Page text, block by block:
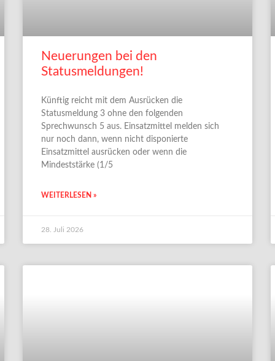
Neuerungen bei den
Statusmeldungen!
Künftig reicht mit dem Ausrücken die
Statusmeldung 3 ohne den folgenden
Sprechwunsch 5 aus. Einsatzmittel melden sich
nur noch dann, wenn nicht disponierte
Einsatzmittel ausrücken oder wenn die
Mindeststärke (1/5
WEITERLESEN »
28. Juli 2026